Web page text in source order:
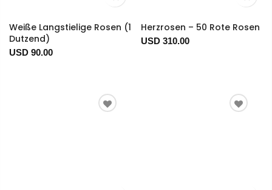
Weiße Langstielige Rosen (1
Dutzend)
USD 90.00
Herzrosen – 50 Rote Rosen
USD 310.00